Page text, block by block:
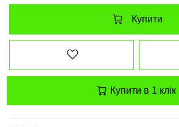
Купити
Купити в 1 клік